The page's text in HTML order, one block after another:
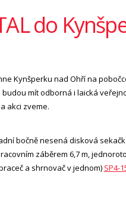
do
Kynšperku nad Ohří na
mít odborná i laická
akci zveme.
bočně nesená disková
záběrem 6,7 m,
a shrnovač v jednom) SP4-